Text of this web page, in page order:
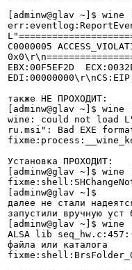
[adminw@glav ~]$
C0000005
EBX:00F5EF2D
также НЕ ПРОХОДИТ:
[adminw@glav ~]$
wine: could not load
ru.msi": Bad EXE
Установка ПРОХОДИТ:
[adminw@glav ~]$
[adminw@glav ~]$
далее не стали
запустили вручную уст
[adminw@glav ~]$
ALSA lib
файла или каталога